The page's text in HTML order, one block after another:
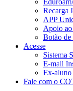
Recarga
APP
Apoio
Botão de
Acesse
Sistema
E-mail
Ex-aluno
Fale com o